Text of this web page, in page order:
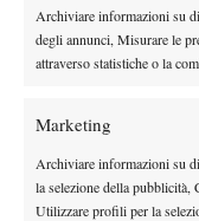
Archiviare informazioni su
degli annunci, Misurare le
attraverso statistiche o la
Marketing
Archiviare informazioni su
la selezione della pubblicità,
Utilizzare profili per la
News
News